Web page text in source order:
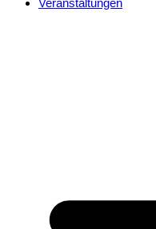
Veranstaltungen